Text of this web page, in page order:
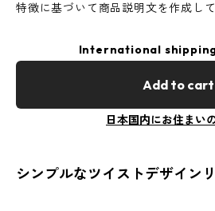
特徴に基づいて商品説明文を作成し
International
Add to cart
日本国内にお住まい
シンプルなツイストデザイン